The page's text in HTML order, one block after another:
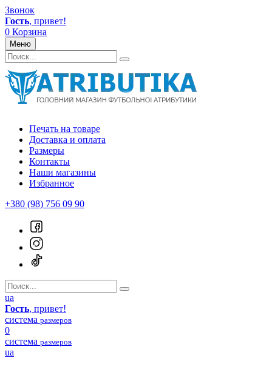
Звонок
Гость, привет!
0 Корзина
Меню
Печать на товаре
Доставка и оплата
Размеры
Контакты
Наши магазины
Избранное
+380 (98) 756 09 90
ua
Гость, привет!
система размеров
0
система размеров
ua